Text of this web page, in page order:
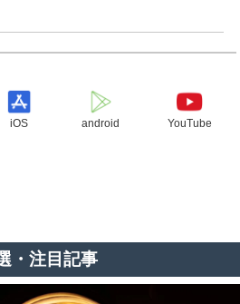
iOS android YouTube
・注目記事